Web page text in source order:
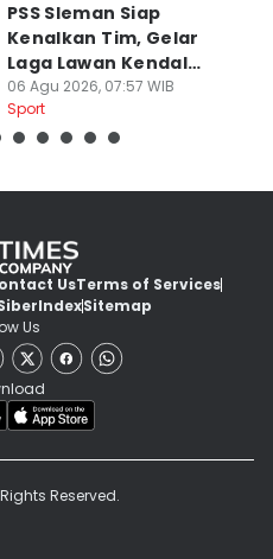
PSS Sleman Siap
Kenalkan Tim, Gelar
Laga Lawan Kendal
Tornado FC
06 Agu 2026, 07:57 WIB
Sport
UsTerms of Services
IndexSitemap
Us
Reserved.